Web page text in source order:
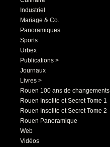
Industriel
Mariage & Co.
Panoramiques
Sports
Urbex
Publications >
Journaux
Livres >
Rouen 100 ans de changements
Rouen Insolite et Secret Tome 1
Rouen Insolite et Secret Tome 2
Rouen Panoramique
Web
Vidéos